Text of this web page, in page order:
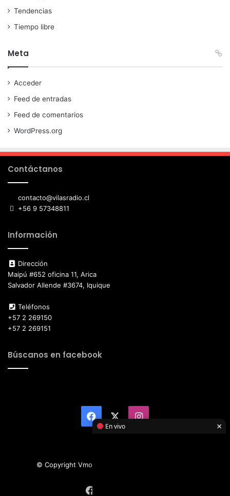
Tendencias
Tiempo libre
Meta
Acceder
Feed de entradas
Feed de comentarios
WordPress.org
Contáctanos
contacto@vilasradio.cl
+56 9 57348811
Información
Dirección
Maipú #652 oficina 11, Arica
Salvador Allende #3674, Iquique
Teléfonos
+57 2 269150
+57 2 269151
Búscanos en facebook
Facebook Instagram
© Copyright Vmotor TI 2026, All Rights Reserved
En vivo ×